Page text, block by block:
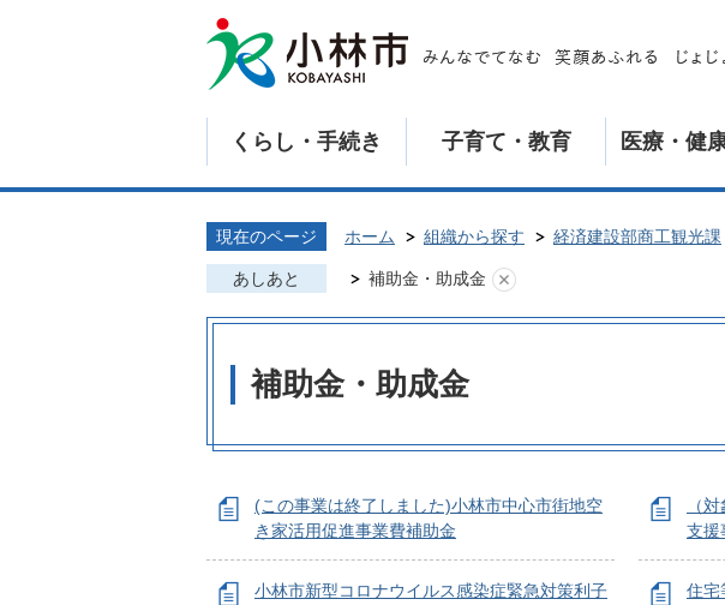
くらし・手続き 子育て・教育 医療・健
現在のページ ホーム 組織から探す 経済建設部商工観光課
あしあと 補助金・助成金
補助金・助成金
(この事業は終了しました)小林市中心市街地空
き家活用促進事業費補助金
（
支援
小林市新型コロナウイルス感染症緊急対策利子
住宅